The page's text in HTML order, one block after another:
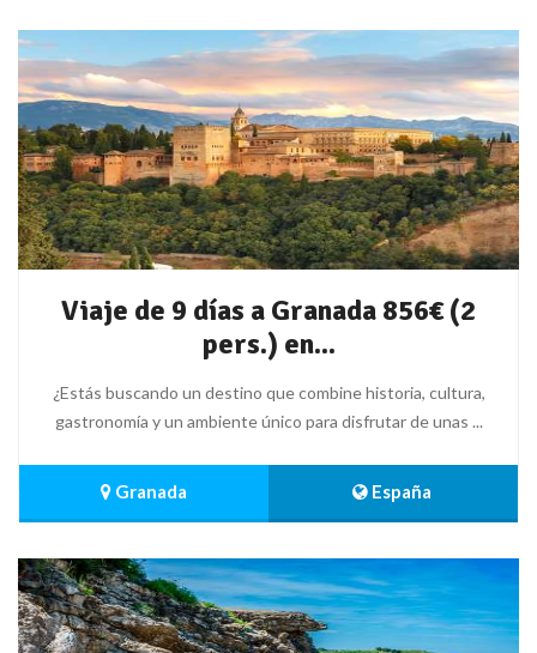
Viaje de 9 días a Granada 856€ (2
pers.) en...
¿Estás buscando un destino que combine historia, cultura,
gastronomía y un ambiente único para disfrutar de unas ...
Granada España